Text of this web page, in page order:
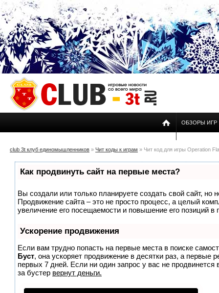
ОБЗОРЫ ИГР
club 3t клуб единомышленников » Чит коды к играм » Чит код для игры Operation
Как продвинуть сайт на первые места?
Вы создали или только планируете создать свой сайт, но
Продвижение сайта – это не просто процесс, а целый
увеличение его посещаемости и повышение его позиций в
Ускорение продвижения
Если вам трудно попасть на первые места в поиске
Буст, она ускоряет продвижение в десятки раз, а первые
первых 7 дней. Если ни один запрос у вас не продвинется
за бустер вернут деньги.